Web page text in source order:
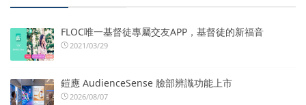
FLOC唯一基督徒專屬交友APP，基督徒的新福音
2021/03/29
鎧應 AudienceSense 臉部辨識功能上市
2026/08/07